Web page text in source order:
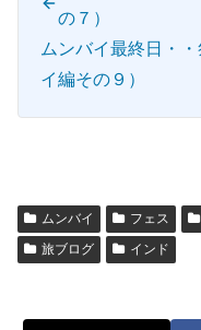
の７）
ムンバイ最終日・
イ編その９）
ムンバイ フェス
旅ブログ
インド